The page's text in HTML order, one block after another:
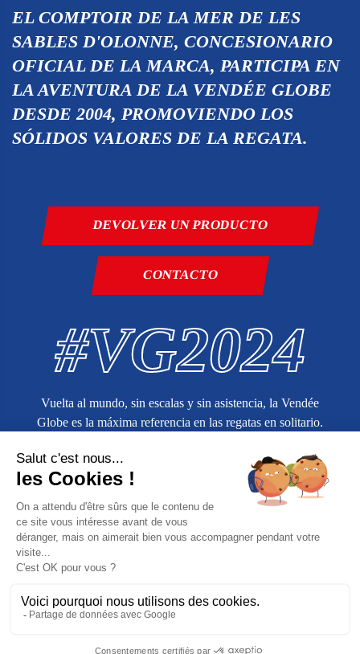
EL COMPTOIR DE LA MER DE LES
SABLES D'OLONNE, CONCESIONARIO
OFICIAL DE LA MARCA, PARTICIPA EN
LA AVENTURA DE LA VENDÉE GLOBE
DESDE 2004, PROMOVIENDO LOS
SÓLIDOS VALORES DE LA REGATA.
DEVOLVER UN PRODUCTO
CONTACTO
#VG2024
Vuelta al mundo, sin escalas y sin asistencia, la Vendée
Globe es la máxima referencia en las regatas en solitario.
Información jurídica